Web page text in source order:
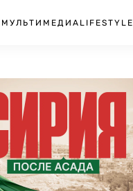
МУЛЬТИМЕДИА LIFESTYLE